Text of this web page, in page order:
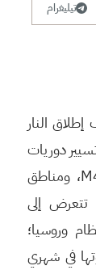
تيليغرام
النار
تضمن تسيير دوريات
روسية وتركية على طول امتداد طريق الـ M4، ومناطق
إلى
وروسيا؛
وبلغت ذروتها في شهري